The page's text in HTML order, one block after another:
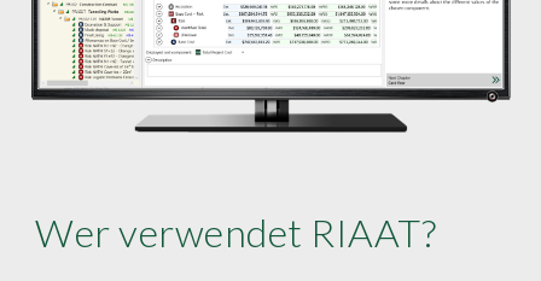
Wer verwendet RIAAT?